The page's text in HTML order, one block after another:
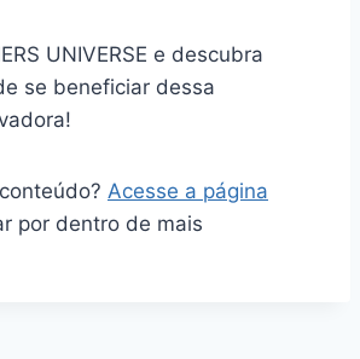
UNIVERSE e descubra
se beneficiar dessa
Acesse a página
por dentro de mais